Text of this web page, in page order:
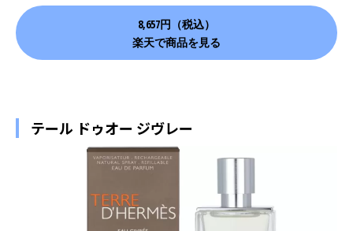
8,657円（税込）
楽天で商品を見る
テール ドゥオー ジヴレー